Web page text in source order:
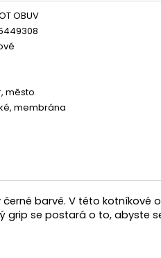
OBUV
město
membrána
barvě. V této kotníkové
grip se postará o to, abyste